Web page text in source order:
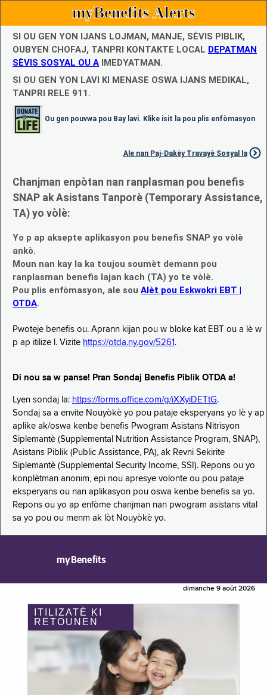
myBenefits Alerts
SI OU GEN YON IJANS LOJMAN, MANJE, SÈVIS PIBLIK,
OUBYEN CHOFAJ, TANPRI KONTAKTE LOCAL DEPATMAN
SÈVIS SOSYAL OU A IMEDYATMAN.
SI OU GEN YON LAVI KI MENASE OSWA IJANS MEDIKAL,
TANPRI RELE 911.
Ou gen pouvwa pou Bay lavi. Klike isit la pou plis enfòmasyon
Ale nan Paj-Dakèy Travayè Sosyal la
Chanjman enpòtan nan ranplasman pou benefis
SNAP ak Asistans Tanporè (Temporary Assistance,
TA) yo vòlè:
Yo p ap aksepte aplikasyon pou benefis SNAP yo vòlè
ankò.
Moun nan kay la ka toujou soumèt demann pou
ranplasman benefis lajan kach (TA) yo te vòlè.
Pou plis enfòmasyon, ale sou Alèt pou Eskwokri EBT |
OTDA.
Pwoteje benefis ou. Aprann kijan pou w bloke kat EBT ou a lè w
p ap itilize l. Vizite https://otda.ny.gov/5261 .
Di nou sa w panse! Pran Sondaj Benefis Piblik OTDA a!
Lyen sondaj la: https://forms.office.com/g/iXXyiDETtG.
Sondaj sa a envite Nouyòkè yo pou pataje eksperyans yo lè y ap
aplike ak/oswa kenbe benefis Pwogram Asistans Nitrisyon
Siplemantè (Supplemental Nutrition Assistance Program, SNAP),
Asistans Piblik (Public Assistance, PA), ak Revni Sekirite
Siplemantè (Supplemental Security Income, SSI). Repons ou yo
konplètman anonim, epi nou apresye volonte ou pou pataje
eksperyans ou nan aplikasyon pou oswa kenbe benefis sa yo.
Repons ou yo ap enfòme chanjman nan pwogram asistans vital
sa yo pou ou menm ak lòt Nouyòkè yo.
myBenefits
dimanche 9 août 2026
ITILIZATÈ KI
RETOUNEN